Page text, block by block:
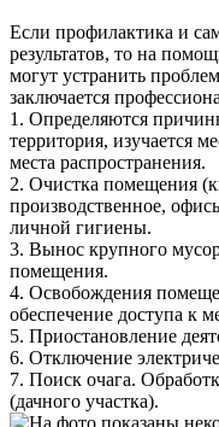
Если профилактика и
результатов, то на
могут устранить
заключается
1. Определяются
территория, изучается
места распространения.
2. Очистка помещения
производственное,
личной гигиены.
3. Вынос крупного
помещения.
4. Освобождения
обеспечение доступа к
5. Приостановление
6. Отключение
7. Поиск очага.
(дачного участка).